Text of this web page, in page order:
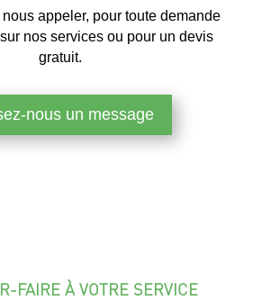
nous appeler, pour toute demande
nos services ou pour un devis
gratuit.
nous un message
FAIRE À VOTRE SERVICE